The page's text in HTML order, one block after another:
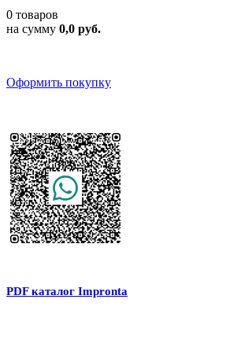
0 товаров
на сумму 0,0 руб.
Оформить покупку
PDF каталог Impronta